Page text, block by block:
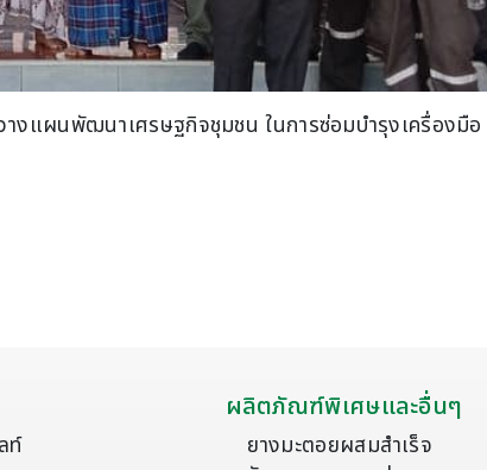
งแผนพัฒนาเศรษฐกิจชุมชน ในการซ่อมบำรุงเครื่องมื
ท์
ผลิตภัณฑ์พิเศษและอื่นๆ
ยางมะตอยผสมสำเร็จ